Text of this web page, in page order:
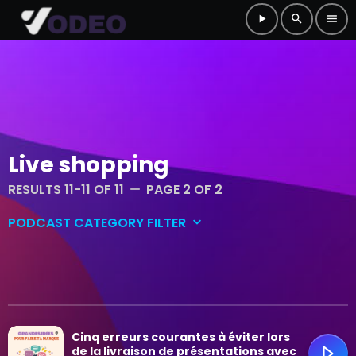
play_arrow search menu
Live shopping
RESULTS 11-11 OF 11 remove PAGE 2 OF 2
PODCAST CATEGORY FILTER keyboard_arrow_down
Conversations et réflexions
Culture et musique
Grandes idées
Cinq erreurs courantes à éviter lors
de la livraison de présentations avec